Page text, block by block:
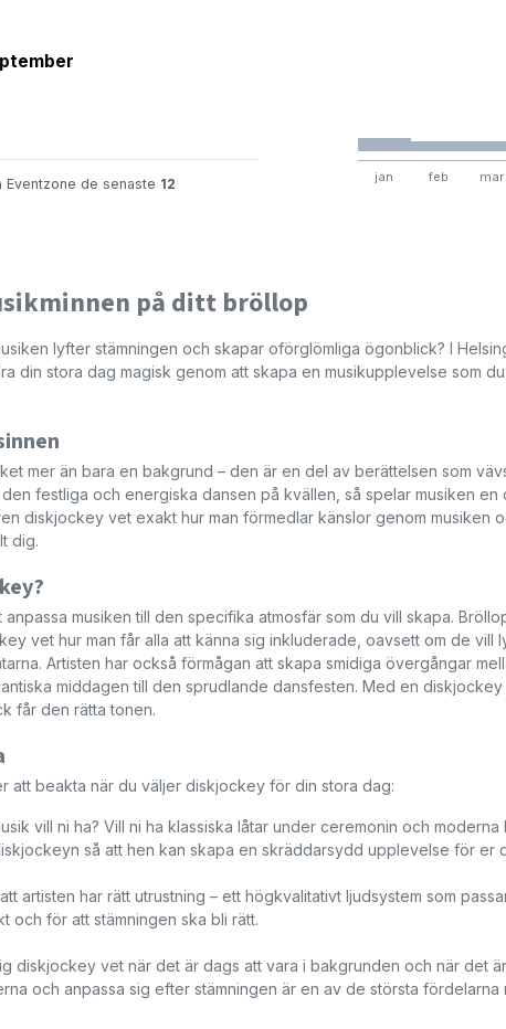
de senaste 12
jan feb mar
på ditt bröllop
lyfter stämningen och skapar oförglömliga ögonblick? I
din stora dag magisk genom att skapa en musikupplevelse som
mer än bara en bakgrund – den är en del av berättelsen som
festliga och energiska dansen på kvällen, så spelar musiken en
diskjockey vet exakt hur man förmedlar känslor genom musiken
dig.
musiken till den specifika atmosfär som du vill skapa.
vet hur man får alla att känna sig inkluderade, oavsett om de vill
Artisten har också förmågan att skapa smidiga övergångar
middagen till den sprudlande dansfesten. Med en
får den rätta tonen.
att beakta när du väljer diskjockey för din stora dag:
vill ni ha? Vill ni ha klassiska låtar under ceremonin och moderna
så att hen kan skapa en skräddarsydd upplevelse för er
artisten har rätt utrustning – ett högkvalitativt ljudsystem som
och för att stämningen ska bli rätt.
diskjockey vet när det är dags att vara i bakgrunden och när det
och anpassa sig efter stämningen är en av de största fördelarna